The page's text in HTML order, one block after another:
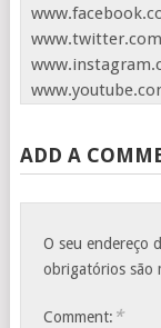
ADD A
O seu endereço
obrigatórios são
Comment: *